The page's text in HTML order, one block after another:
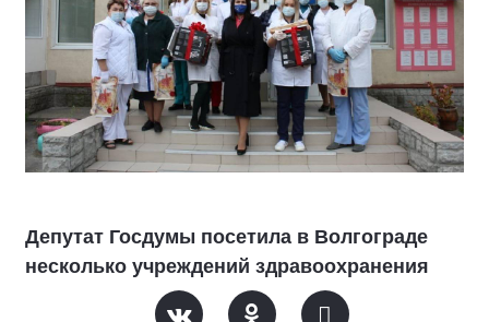
Депутат Госдумы посетила в Волгограде
несколько учреждений здравоохранения